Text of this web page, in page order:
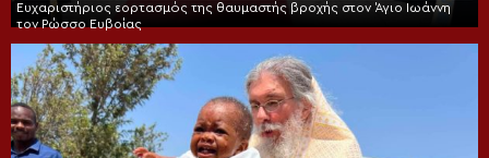
Ευχαριστήριος εορτασμός της θαυμαστής βροχής στον Άγιο Ιωάννη
τον Ρώσσο Ευβοίας